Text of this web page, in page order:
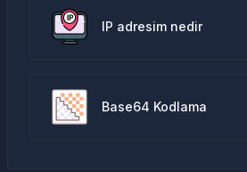
IP adresim nedir
Base64 Kodlama